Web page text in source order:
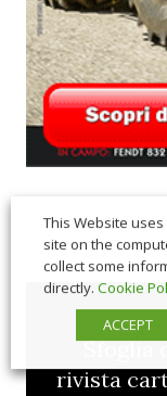
Sfoglia
rivista
This Website
site on the
collect some
directly. Cookie
ACCEPT